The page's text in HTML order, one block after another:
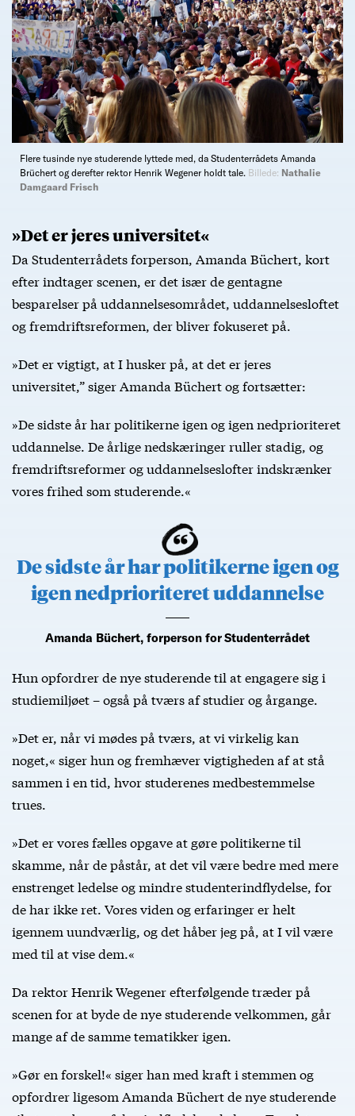
Flere tusinde nye studerende lyttede med, da Studenterrådets Amanda
Brüchert og derefter rektor Henrik Wegener holdt tale. Billede: Nathalie
Damgaard Frisch
»Det er jeres universitet«
Da Studenterrådets forperson, Amanda Büchert, kort
efter indtager scenen, er det især de gentagne
besparelser på uddannelsesområdet, uddannelsesloftet
og fremdriftsreformen, der bliver fokuseret på.
»Det er vigtigt, at I husker på, at det er jeres
universitet,” siger Amanda Büchert og fortsætter:
»De sidste år har politikerne igen og igen nedprioriteret
uddannelse. De årlige nedskæringer ruller stadig, og
fremdriftsreformer og uddannelseslofter indskrænker
vores frihed som studerende.«
De sidste år har politikerne igen og
igen nedprioriteret uddannelse
Amanda Büchert, forperson for Studenterrådet
Hun opfordrer de nye studerende til at engagere sig i
studiemiljøet – også på tværs af studier og årgange.
»Det er, når vi mødes på tværs, at vi virkelig kan
noget,« siger hun og fremhæver vigtigheden af at stå
sammen i en tid, hvor studerenes medbestemmelse
trues.
»Det er vores fælles opgave at gøre politikerne til
skamme, når de påstår, at det vil være bedre med mere
enstrenget ledelse og mindre studenterindflydelse, for
de har ikke ret. Vores viden og erfaringer er helt
igennem uundværlig, og det håber jeg på, at I vil være
med til at vise dem.«
Da rektor Henrik Wegener efterfølgende træder på
scenen for at byde de nye studerende velkommen, går
mange af de samme tematikker igen.
»Gør en forskel!« siger han med kraft i stemmen og
opfordrer ligesom Amanda Büchert de nye studerende